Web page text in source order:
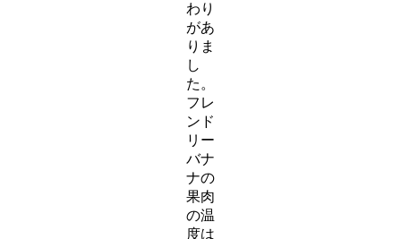
わり
があ
りま
し
た。
フレ
ンド
リー
バナ
ナの
果肉
の温
度は